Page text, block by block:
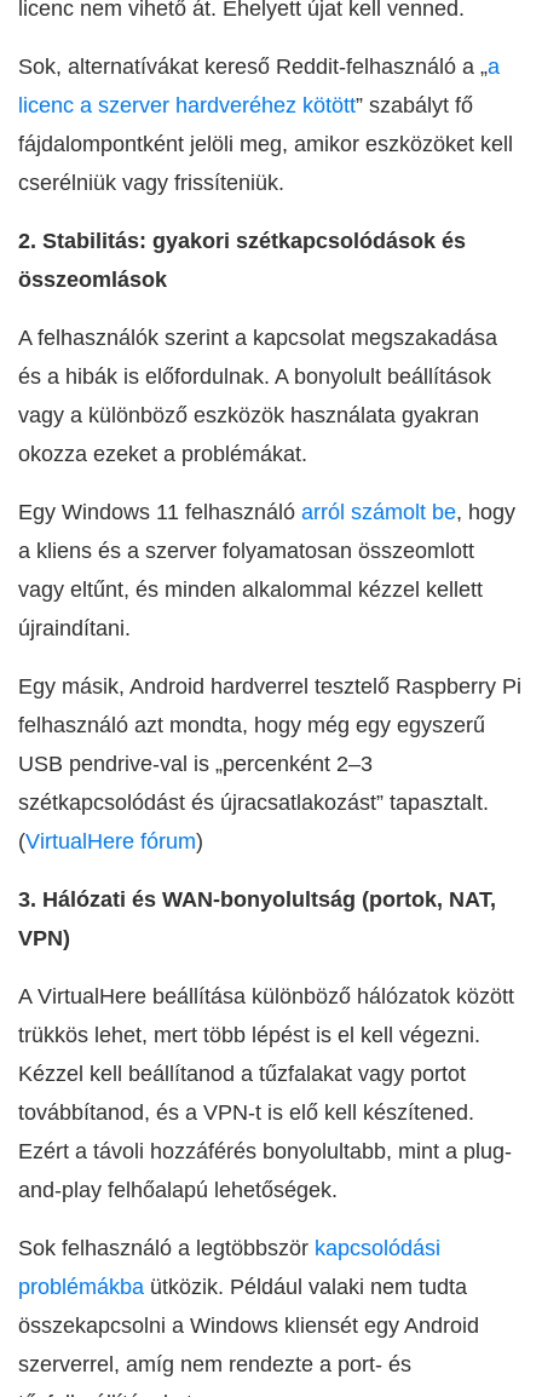
licenc nem vihető át. Ehelyett újat kell venned.
Sok, alternatívákat kereső Reddit-felhasználó a „a
licenc a szerver hardveréhez kötött” szabályt fő
fájdalompontként jelöli meg, amikor eszközöket kell
cserélniük vagy frissíteniük.
2. Stabilitás: gyakori szétkapcsolódások és
összeomlások
A felhasználók szerint a kapcsolat megszakadása
és a hibák is előfordulnak. A bonyolult beállítások
vagy a különböző eszközök használata gyakran
okozza ezeket a problémákat.
Egy Windows 11 felhasználó arról számolt be, hogy
a kliens és a szerver folyamatosan összeomlott
vagy eltűnt, és minden alkalommal kézzel kellett
újraindítani.
Egy másik, Android hardverrel tesztelő Raspberry Pi
felhasználó azt mondta, hogy még egy egyszerű
USB pendrive-val is „percenként 2–3
szétkapcsolódást és újracsatlakozást” tapasztalt.
(VirtualHere fórum)
3. Hálózati és WAN-bonyolultság (portok, NAT,
VPN)
A VirtualHere beállítása különböző hálózatok között
trükkös lehet, mert több lépést is el kell végezni.
Kézzel kell beállítanod a tűzfalakat vagy portot
továbbítanod, és a VPN-t is elő kell készítened.
Ezért a távoli hozzáférés bonyolultabb, mint a plug-
and-play felhőalapú lehetőségek.
Sok felhasználó a legtöbbször kapcsolódási
problémákba ütközik. Például valaki nem tudta
összekapcsolni a Windows kliensét egy Android
szerverrel, amíg nem rendezte a port- és